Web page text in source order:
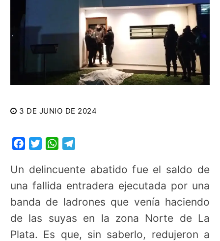
3 DE JUNIO DE 2024
FacebookTwitterWhatsApp
Un delincuente abatido fue el saldo de
una fallida entradera ejecutada por una
banda de ladrones que venía haciendo
de las suyas en la zona Norte de La
Plata. Es que, sin saberlo, redujeron a